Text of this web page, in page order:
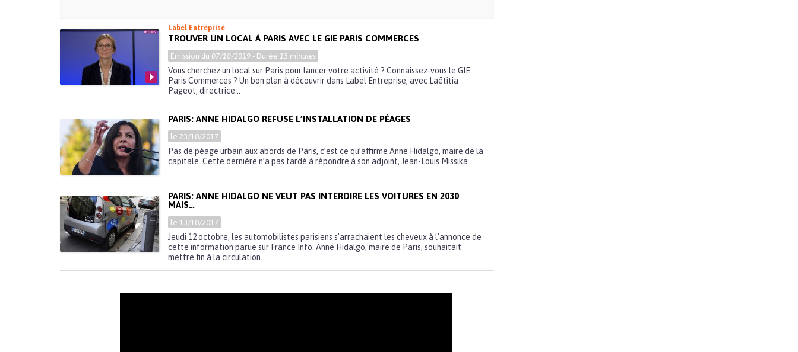
Label Entreprise
TROUVER UN LOCAL À PARIS AVEC LE GIE PARIS COMMERCES
Emission du 07/10/2019 - Durée13 minutes
Vous cherchez un local sur Paris pour lancer votre activité ? Connaissez-vous le GIE
Paris Commerces ? Un bon plan à découvrir dans Label Entreprise, avec Laëtitia
Pageot, directrice...
PARIS: ANNE HIDALGO REFUSE L’INSTALLATION DE PÉAGES
le 23/10/2017
Pas de péage urbain aux abords de Paris, c’est ce qu’affirme Anne Hidalgo, maire de la
capitale. Cette dernière n’a pas tardé à répondre à son adjoint, Jean-Louis Missika...
PARIS: ANNE HIDALGO NE VEUT PAS INTERDIRE LES VOITURES EN 2030
MAIS…
le 13/10/2017
Jeudi 12 octobre, les automobilistes parisiens s’arrachaient les cheveux à l’annonce de
cette information parue sur France Info. Anne Hidalgo, maire de Paris, souhaitait
mettre fin à la circulation...